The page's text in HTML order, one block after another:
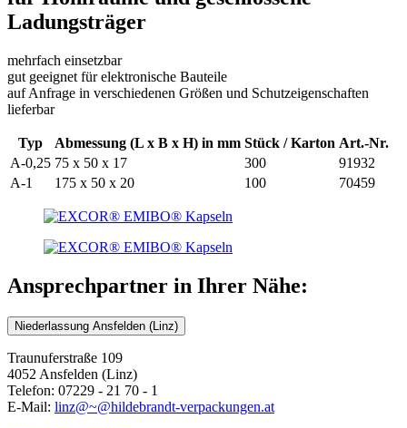
Ladungsträger
mehrfach einsetzbar
gut geeignet für elektronische Bauteile
auf Anfrage in verschiedenen Größen und Schutzeigenschaften
lieferbar
Typ Abmessung (L x B x H) in mm Stück / Karton Art.-Nr.
A-0,25 75 x 50 x 17 300
91932
A-1
175 x 50 x 20 100 70459
Ansprechpartner in Ihrer Nähe:
Niederlassung Ansfelden (Linz)
Traunuferstraße 109
4052 Ansfelden (Linz)
Telefon: 07229 - 21 70 - 1
E-Mail: linz@~@hildebrandt-verpackungen.at